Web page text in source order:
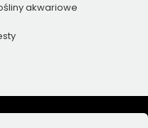
akwariowe